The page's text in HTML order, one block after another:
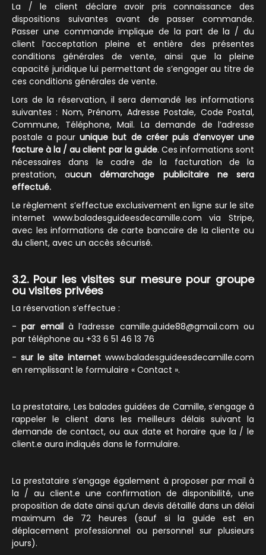
La / le client déclare avoir pris connaissance des
dispositions suivantes avant de passer commande.
Passer une commande implique de la part de la / du
client l’acceptation pleine et entière des présentes
conditions générales de vente, ainsi que la pleine
capacité juridique lui permettant de s’engager au titre de
ces conditions générales de vente.
Lors de la réservation, il sera demandé les informations
suivantes : Nom, Prénom, Adresse Postale, Code Postal,
Commune, Téléphone, Mail. La demande de l’adresse
postale a pourunique but de créer puis d’envoyer une
facture à la / au client par la guide. Ces informations sont
nécessaires dans le cadre de la facturation de la
prestation, aucun démarchage publicitaire ne sera
effectué.
Le règlement s’effectue exclusivement en ligne sur le site
internet www.baladesguideesdecamille.com via Stripe,
avec les informations de carte bancaire de la cliente ou
du client, avec un accès sécurisé.
3.2. Pour les visites sur mesure pour groupe
ou visites privées
La réservation s’effectue :
-par emailà l’adresse camille.guide88@gmail.com ou
par téléphone au +33 6 51 46 13 76
- sur le site internet www.baladesguideesdecamille.com
en remplissant le formulaire « Contact ».
La prestataire, Les balades guidées de Camille, s’engage à
rappeler le client dans les meilleurs délais suivant la
demande de contact, ou aux date et horaire que la / le
client.e aura indiqués dans le formulaire.
La prestataire s’engage également à proposer par mail à
la / au client.e une confirmation de disponibilité, une
proposition de date ainsi qu’un devis détaillé dans un délai
maximum de 72 heures (sauf si la guide est en
déplacement professionnel ou personnel sur plusieurs
jours).